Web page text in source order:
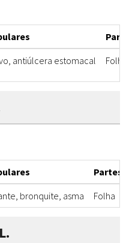
antiúlcera estomacal Folha
Partes
bronquite, asma Folha